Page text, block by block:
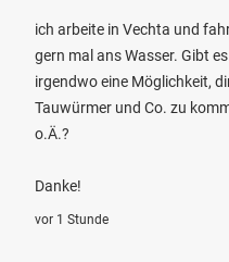
ich arbeite in Vechta und
gern mal ans Wasser. Gibt
irgendwo eine Möglichkeit,
Tauwürmer und Co. zu
o.Ä.?
Danke!
vor 1 Stunde